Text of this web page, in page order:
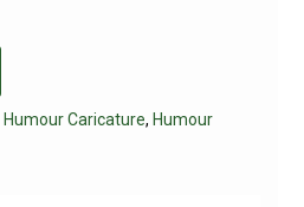
Humour Caricature, Humour